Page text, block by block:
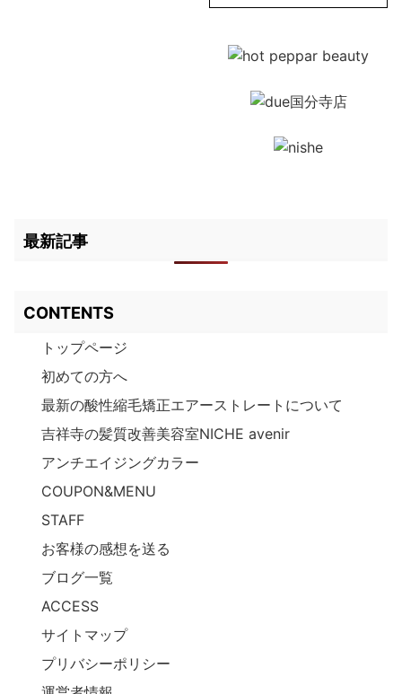
最新記事
CONTENTS
トップページ
初めての方へ
最新の酸性縮毛矯正エアーストレートについて
吉祥寺の髪質改善美容室NICHE avenir
アンチエイジングカラー
COUPON&MENU
STAFF
お客様の感想を送る
ブログ一覧
ACCESS
サイトマップ
プリバシーポリシー